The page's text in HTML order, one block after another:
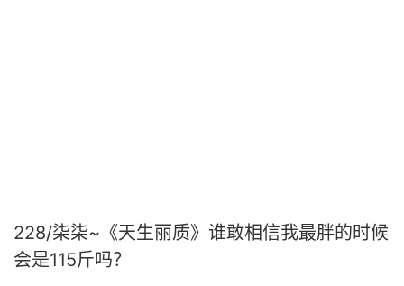
228/柒柒~《天生丽质》谁敢相信我最胖的时候
会是115斤吗？